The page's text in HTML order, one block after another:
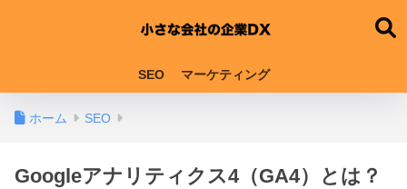
SEO マーケティング
ホーム SEO
Googleアナリティクス4（GA4）とは？